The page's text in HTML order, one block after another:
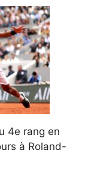
4e rang en
à Roland-